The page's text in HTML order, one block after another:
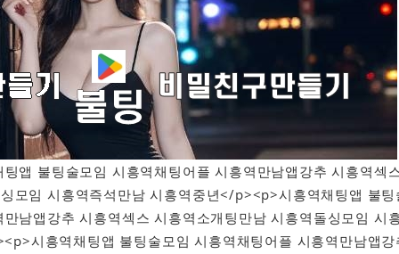
앱 불팅술모임 시흥역채팅어플 시흥역만남앱강추 시흥역섹
모임 시흥역즉석만남 시흥역중년</p><p>시흥역채팅앱 불팅
남앱강추 시흥역섹스 시흥역소개팅만남 시흥역돌싱모임 시
시흥역채팅앱 불팅술모임 시흥역채팅어플 시흥역만남앱강